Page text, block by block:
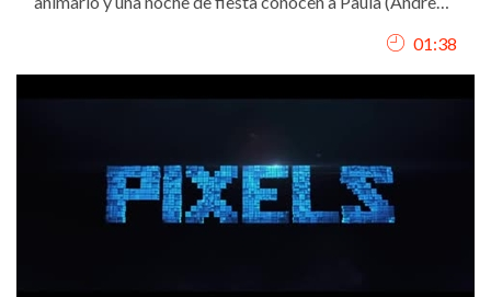
un antiguo ligue de Hugo y la mujer de Pablo (Eduardo01:38